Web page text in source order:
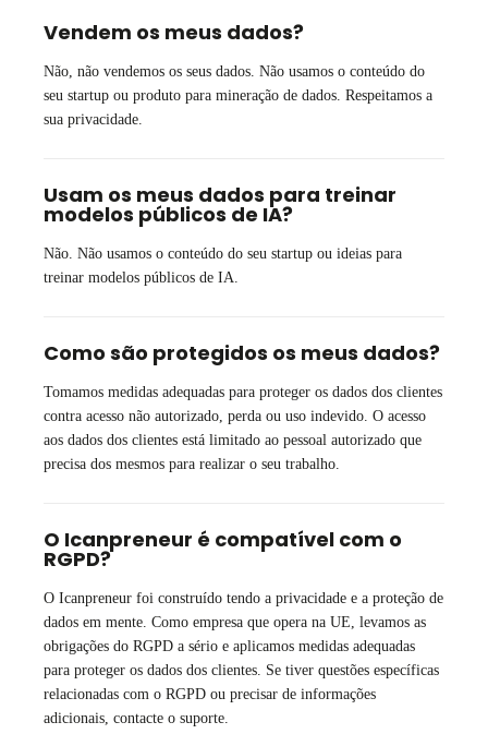
Vendem os meus dados?
Não, não vendemos os seus dados. Não usamos o conteúdo do
seu startup ou produto para mineração de dados. Respeitamos a
sua privacidade.
Usam os meus dados para treinar
modelos públicos de IA?
Não. Não usamos o conteúdo do seu startup ou ideias para
treinar modelos públicos de IA.
Como são protegidos os meus dados?
Tomamos medidas adequadas para proteger os dados dos clientes
contra acesso não autorizado, perda ou uso indevido. O acesso
aos dados dos clientes está limitado ao pessoal autorizado que
precisa dos mesmos para realizar o seu trabalho.
O Icanpreneur é compatível com o
RGPD?
O Icanpreneur foi construído tendo a privacidade e a proteção de
dados em mente. Como empresa que opera na UE, levamos as
obrigações do RGPD a sério e aplicamos medidas adequadas
para proteger os dados dos clientes. Se tiver questões específicas
relacionadas com o RGPD ou precisar de informações
adicionais, contacte o suporte.